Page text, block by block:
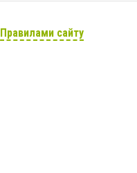
Правилами сайту